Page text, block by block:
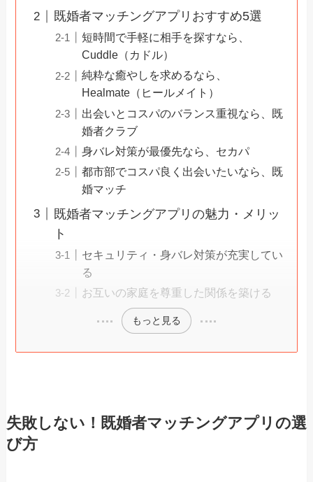
既婚者マッチングアプリおすすめ5選
短時間で手軽に相手を探すなら、
Cuddle（カドル）
純粋な癒やしを求めるなら、
Healmate（ヒールメイト）
出会いとコスパのバランス重視なら、既
婚者クラブ
身バレ対策が最優先なら、セカパ
都市部でコスパ良く出会いたいなら、既
婚マッチ
既婚者マッチングアプリの魅力・メリッ
ト
セキュリティ・身バレ対策が充実してい
る
お互いの家庭を尊重した関係を築ける
もっと見る
失敗しない！既婚者マッチングアプリの選
び方